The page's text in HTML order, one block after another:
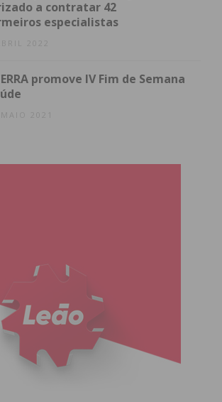
a contratar 42
especialistas
2022
promove IV Fim de Semana
MAIO 2021